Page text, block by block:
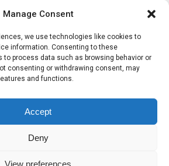
Manage Consent
we use technologies like cookies to
information. Consenting to these
process data such as browsing behavior or
consenting or withdrawing consent, may
and functions.
Accept
Deny
View preferences